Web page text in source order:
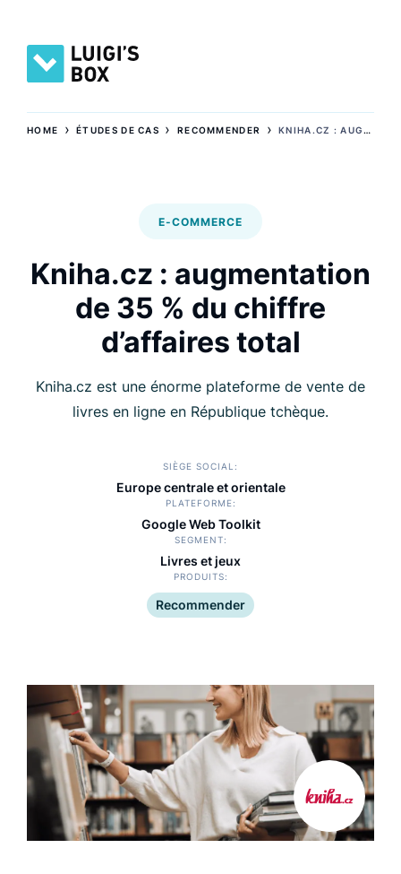
HOME ›ÉTUDES DE CAS › RECOMMENDER ›KNIHA.CZ : AUGMENTATION DE 35 % DU CHIFFRE D’AFFAIRES TOTAL
E-COMMERCE
Kniha.cz : augmentation
de 35 % du chiffre
d’affaires total
Kniha.cz est une énorme plateforme de vente de
livres en ligne en République tchèque.
SIÈGE SOCIAL
Europe centrale et orientale
PLATEFORME
Google Web Toolkit
SEGMENT
Livres et jeux
PRODUITS
Recommender